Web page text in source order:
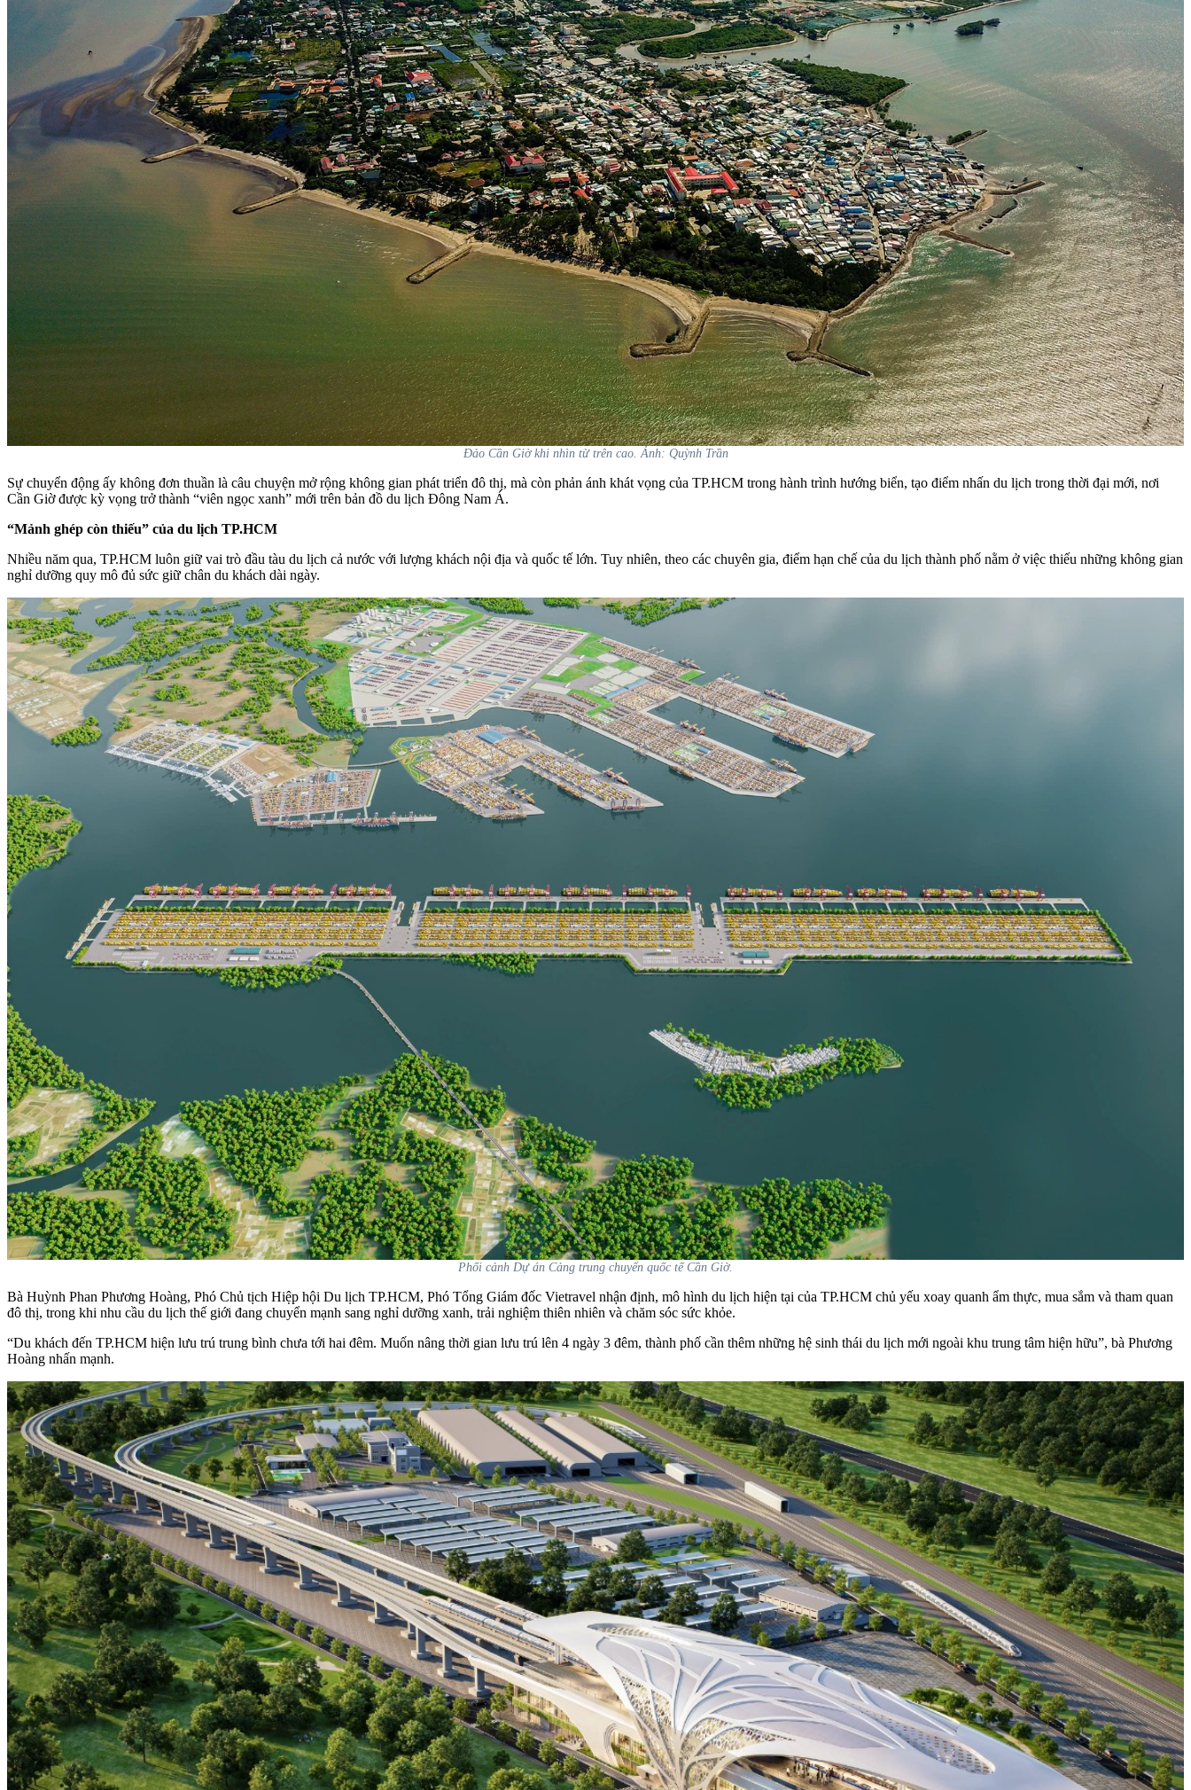
Đảo Cần Giờ khi nhìn từ trên cao. Ảnh: Quỳnh Trần
Sự chuyển động ấy không đơn thuần là câu chuyện mở rộng không gian phát triển đô thị, mà còn phản ánh khát vọng của TP.HCM trong hành trình hướng biển, tạo điểm nhấn du lịch trong thời đại mới, nơi
Cần Giờ được kỳ vọng trở thành “viên ngọc xanh” mới trên bản đồ du lịch Đông Nam Á.
“Mảnh ghép còn thiếu” của du lịch TP.HCM
Nhiều năm qua, TP.HCM luôn giữ vai trò đầu tàu du lịch cả nước với lượng khách nội địa và quốc tế lớn. Tuy nhiên, theo các chuyên gia, điểm hạn chế của du lịch thành phố nằm ở việc thiếu những không gian
nghỉ dưỡng quy mô đủ sức giữ chân du khách dài ngày.
Phối cảnh Dự án Cảng trung chuyển quốc tế Cần Giờ.
Bà Huỳnh Phan Phương Hoàng, Phó Chủ tịch Hiệp hội Du lịch TP.HCM, Phó Tổng Giám đốc Vietravel nhận định, mô hình du lịch hiện tại của TP.HCM chủ yếu xoay quanh ẩm thực, mua sắm và tham quan
đô thị, trong khi nhu cầu du lịch thế giới đang chuyển mạnh sang nghỉ dưỡng xanh, trải nghiệm thiên nhiên và chăm sóc sức khỏe.
“Du khách đến TP.HCM hiện lưu trú trung bình chưa tới hai đêm. Muốn nâng thời gian lưu trú lên 4 ngày 3 đêm, thành phố cần thêm những hệ sinh thái du lịch mới ngoài khu trung tâm hiện hữu”, bà Phương
Hoàng nhấn mạnh.